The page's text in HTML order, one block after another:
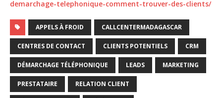
demarchage-telephonique-comment-trouver-des-clients/
APPELS À FROID CALLCENTERMADAGASCAR
CENTRES DE CONTACT CLIENTS POTENTIELS CRM
DÉMARCHAGE TÉLÉPHONIQUE LEADS MARKETING
PRESTATAIRE RELATION CLIENT